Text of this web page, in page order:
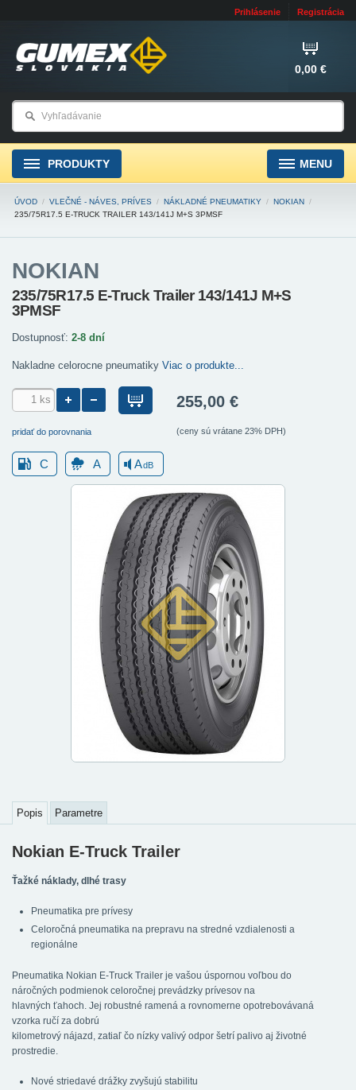
Prihlásenie Registrácia
0,00 €
PRODUKTY MENU
ÚVOD / VLEČNÉ - NÁVES, PRÍVES / NÁKLADNÉ PNEUMATIKY / NOKIAN /
235/75R17.5 E-TRUCK TRAILER 143/141J M+S 3PMSF
NOKIAN
235/75R17.5 E-Truck Trailer 143/141J M+S
3PMSF
Dostupnosť: 2-8 dní
Nakladne celorocne pneumatiky Viac o produkte...
pridať do porovnania
255,00 €
(ceny sú vrátane 23% DPH)
C A AdB
Popis Parametre
Nokian E-Truck Trailer
Ťažké náklady, dlhé trasy
Pneumatika pre prívesy
Celoročná pneumatika na prepravu na stredné vzdialenosti a
regionálne
Pneumatika Nokian E-Truck Trailer je vašou úspornou voľbou do
náročných podmienok celoročnej prevádzky prívesov na
hlavných ťahoch. Jej robustné ramená a rovnomerne opotrebovávaná
vzorka ručí za dobrú
kilometrový nájazd, zatiaľ čo nízky valivý odpor šetrí palivo aj životné
prostredie.
Nové striedavé drážky zvyšujú stabilitu